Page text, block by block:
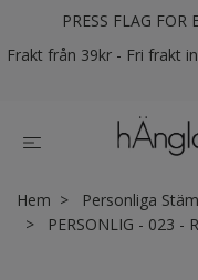
PRESS FLAG FOR
Frakt från 39kr - Fri frakt
Hem
Personliga
PERSONLIG - 023 -